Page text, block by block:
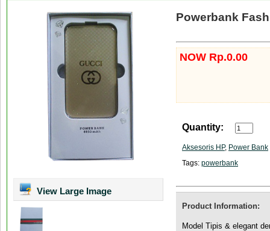
View Large Image
Powerbank
NOW Rp.0.00
Quantity:
Aksesoris HP, Power Bank
Tags: powerbank
Product Information:
Model Tipis & elegant